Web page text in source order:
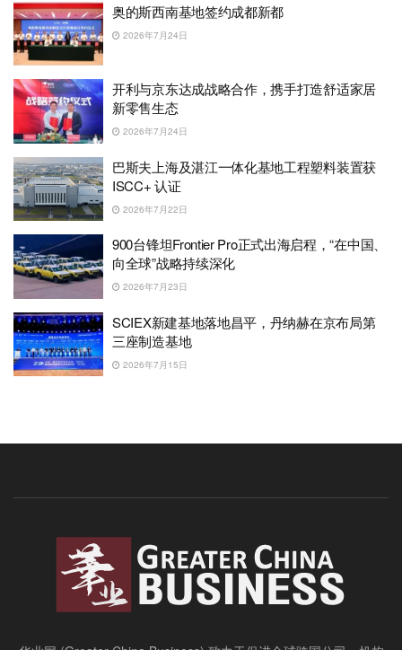
奥的斯西南基地签约成都新都
2026年7月24日
开利与京东达成战略合作，携手打造舒适家居
新零售生态
2026年7月24日
巴斯夫上海及湛江一体化基地工程塑料装置获
ISCC+ 认证
2026年7月22日
900台锋坦Frontier Pro正式出海启程，“在中国、
向全球”战略持续深化
2026年7月23日
SCIEX新建基地落地昌平，丹纳赫在京布局第
三座制造基地
2026年7月15日